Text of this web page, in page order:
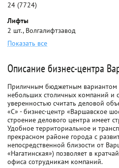
24 (7724)
Лифты
2 шт., Волгалифтзавод
Показать все
Описание бизнес-центра
Приличным бюджетным вариантом
небольших столичных компаний и
уверенностью считать деловой
«С» - бизнес-центр «Варшавское
строение делового центра имеет
Удобное территориальное и
прекрасном районе города с
непосредственной близости от
«Нагатинская») позволяет в
офиса сотрудникам компаний.